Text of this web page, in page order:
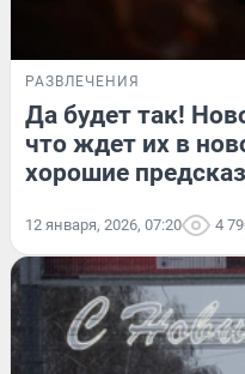
РАЗВЛЕЧЕНИЯ
Да будет так!
что ждет их в
хорошие
12 января, 2026, 07:20 4